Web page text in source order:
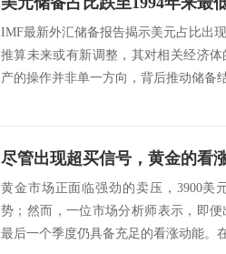
IMF最新外汇储备报告揭示美元占比出
推算未来或有新调整，其对相关经济
产的操作并非单一方向，背后推动储备
尽管出现超买信号，黄金的看
黄金市场正面临强劲的卖压，3900美
势；然而，一位市场分析师表示，即
最后一个季度仍具备充足的看涨动能。